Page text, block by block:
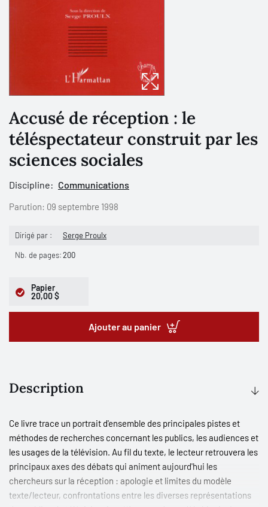
Accusé de réception : le
téléspectateur construit par les
sciences sociales
Discipline: Communications
Parution: 09 septembre 1998
Dirigé par : Serge Proulx
Nb. de pages:200
Papier
20,00 $
Ajouter au panier
Description
Ce livre trace un portrait d'ensemble des principales pistes et
méthodes de recherches concernant les publics, les audiences et
les usages de la télévision. Au fil du texte, le lecteur retrouvera les
principaux axes des débats qui animent aujourd'hui les
chercheurs sur la réception : apologie et limites du modèle
texte/lecteur, confrontations entre les diverses représentations